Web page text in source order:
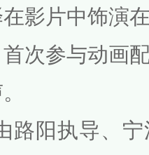
影片中饰演
次参与动画
路阳执导、